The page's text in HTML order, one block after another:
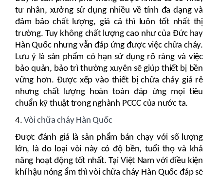
tư nhân, xưởng sử dụng nhiều về tính đa dạng và
đảm bảo chất lượng, giá cả thì luôn tốt nhất thị
trường. Tuy không chất lượng cao như của Đức hay
Hàn Quốc nhưng vẫn đáp ứng được việc chữa cháy.
Lưu ý là sản phẩm có hạn sử dụng rõ ràng và việc
bảo quản, bảo trì thường xuyên sẽ giúp thiết bị bền
vững hơn. Được xếp vào thiết bị chữa cháy giá rẻ
nhưng chất lượng hoàn toàn đáp ứng mọi tiêu
chuẩn kỹ thuật trong nghành PCCC của nước ta.
4.Vòi chữa cháy Hàn Quốc
Được đánh giá là sản phẩm bán chạy với số lượng
lớn, là do loại vòi này có độ bền, tuổi thọ và khả
năng hoạt động tốt nhất. Tại Việt Nam với điều kiện
khí hậu nóng ẩm thì vòi chữa cháy Hàn Quốc đáp sẽ